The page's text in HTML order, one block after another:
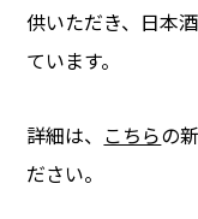
供いただき、日本
ています。
詳細は、 こちらの
ださい。